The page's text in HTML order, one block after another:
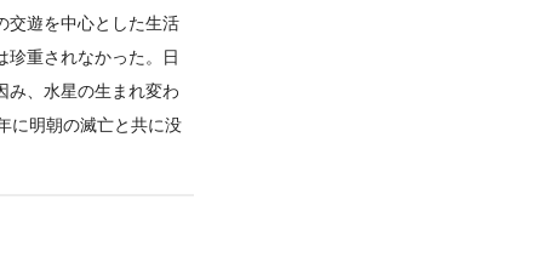
交遊を中心とした生活
重されなかった。日
み、水星の生まれ変わ
に明朝の滅亡と共に没